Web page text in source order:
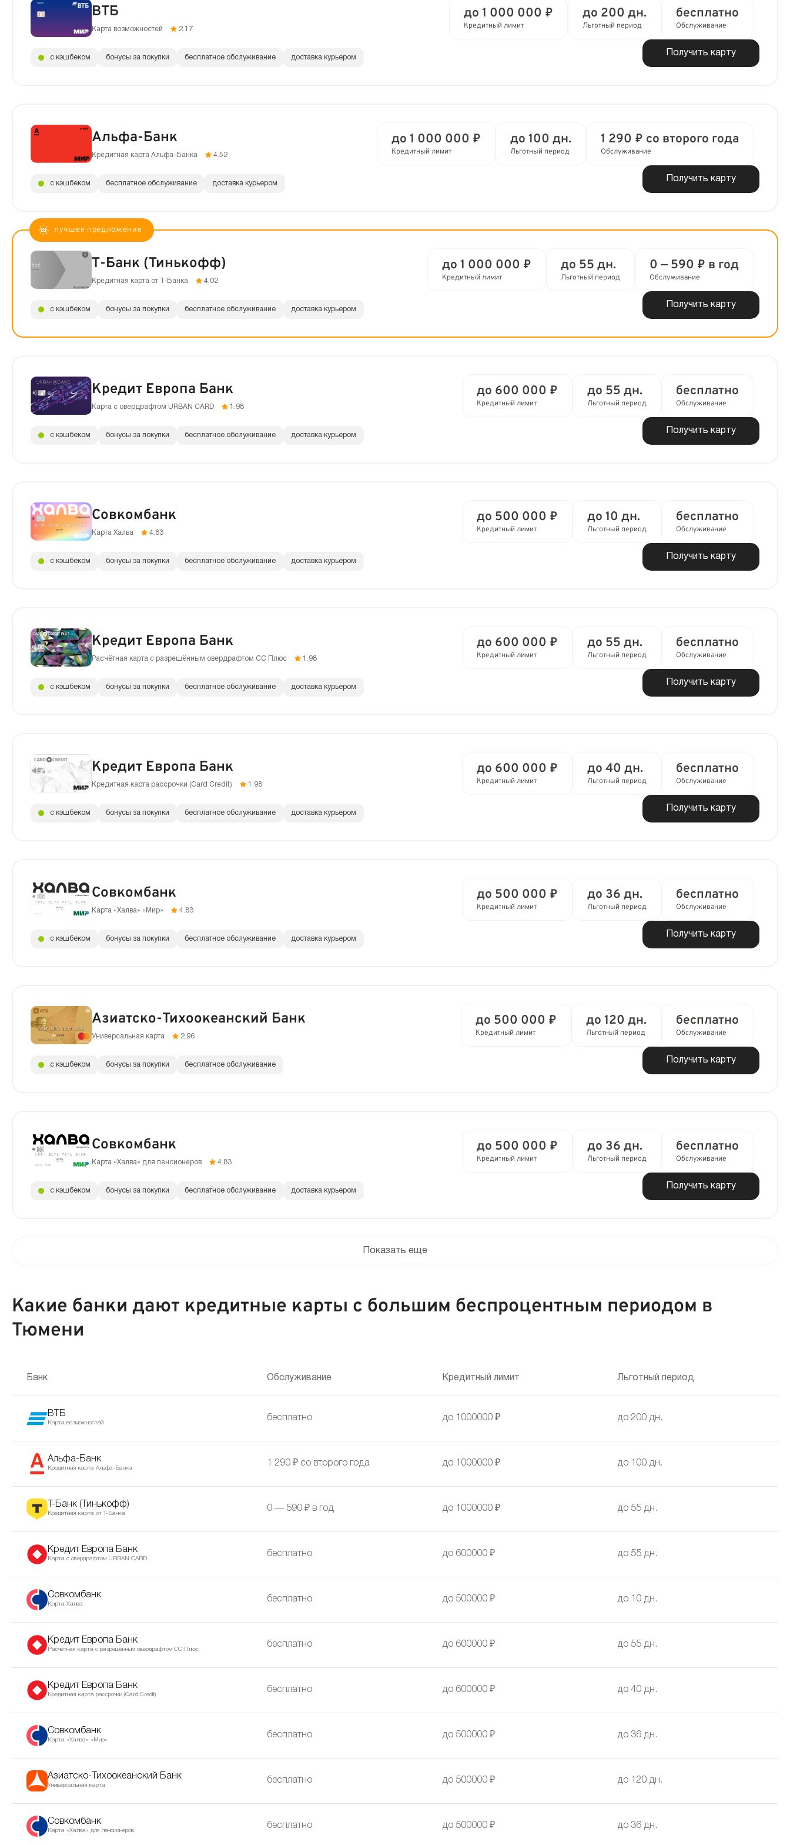
ВТБ
Карта возможностей 2.17
до 1 000 000 ₽
Кредитный лимит
до 200 дн.
Льготный период
бесплатно
Обслуживание
Получить карту
с кэшбеком бонусы за покупки бесплатное обслуживание доставка курьером
Альфа-Банк
Кредитная карта Альфа-Банка 4.52
до 1 000 000 ₽
Кредитный лимит
до 100 дн.
Льготный период
1 290 ₽ со второго года
Обслуживание
Получить карту
с кэшбеком бесплатное обслуживание доставка курьером
Т-Банк (Тинькофф)
Кредитная карта от Т-Банка 4.02
до 1 000 000 ₽
Кредитный лимит
до 55 дн.
Льготный период
0 — 590 ₽ в год
Обслуживание
Получить карту
с кэшбеком бонусы за покупки бесплатное обслуживание доставка курьером
Кредит Европа Банк
Карта с овердрафтом URBAN CARD 1.98
до 600 000 ₽
Кредитный лимит
до 55 дн.
Льготный период
бесплатно
Обслуживание
Получить карту
с кэшбеком бонусы за покупки бесплатное обслуживание доставка курьером
Совкомбанк
Карта Халва 4.83
до 500 000 ₽
Кредитный лимит
до 10 дн.
Льготный период
бесплатно
Обслуживание
Получить карту
с кэшбеком бонусы за покупки бесплатное обслуживание доставка курьером
Кредит Европа Банк
Расчётная карта с разрешённым овердрафтом CC Плюс 1.98
до 600 000 ₽
Кредитный лимит
до 55 дн.
Льготный период
бесплатно
Обслуживание
Получить карту
с кэшбеком бонусы за покупки бесплатное обслуживание доставка курьером
Кредит Европа Банк
Кредитная карта рассрочки (Сard Сredit) 1.98
до 600 000 ₽
Кредитный лимит
до 40 дн.
Льготный период
бесплатно
Обслуживание
Получить карту
с кэшбеком бонусы за покупки бесплатное обслуживание доставка курьером
Совкомбанк
Карта «Халва» «Мир» 4.83
до 500 000 ₽
Кредитный лимит
до 36 дн.
Льготный период
бесплатно
Обслуживание
Получить карту
с кэшбеком бонусы за покупки бесплатное обслуживание доставка курьером
Азиатско-Тихоокеанский Банк
Универсальная карта 2.96
до 500 000 ₽
Кредитный лимит
до 120 дн.
Льготный период
бесплатно
Обслуживание
Получить карту
с кэшбеком бонусы за покупки бесплатное обслуживание
Совкомбанк
Карта «Халва» для пенсионеров 4.83
до 500 000 ₽
Кредитный лимит
до 36 дн.
Льготный период
бесплатно
Обслуживание
Получить карту
с кэшбеком бонусы за покупки бесплатное обслуживание доставка курьером
Показать еще
Какие банки дают кредитные карты с большим беспроцентным периодом в
Тюмени
Банк Обслуживание Кредитный лимит Льготный период
ВТБ
Карта возможностей
бесплатно до 1000000 ₽ до 200 дн.
Альфа-Банк
Кредитная карта Альфа-Банка
1 290 ₽ со второго года до 1000000 ₽ до 100 дн.
Т-Банк (Тинькофф)
Кредитная карта от Т-Банка
0 — 590 ₽ в год до 1000000 ₽ до 55 дн.
Кредит Европа Банк
Карта с овердрафтом URBAN CARD
бесплатно до 600000 ₽ до 55 дн.
Совкомбанк
Карта Халва
бесплатно до 500000 ₽ до 10 дн.
Кредит Европа Банк
Расчётная карта с разрешённым овердрафтом CC Плюс
бесплатно до 600000 ₽ до 55 дн.
Кредит Европа Банк
Кредитная карта рассрочки (Сard Сredit)
бесплатно до 600000 ₽ до 40 дн.
Совкомбанк
Карта «Халва» «Мир»
бесплатно до 500000 ₽ до 36 дн.
Азиатско-Тихоокеанский Банк
Универсальная карта
бесплатно до 500000 ₽ до 120 дн.
Совкомбанк
Карта «Халва» для пенсионеров
бесплатно до 500000 ₽ до 36 дн.